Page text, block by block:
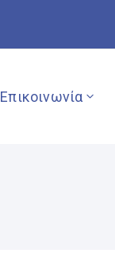
Επικοινωνία